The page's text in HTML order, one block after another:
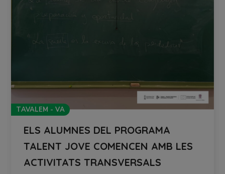
TAVALEM - VA
ELS ALUMNES DEL PROGRAMA
TALENT JOVE COMENCEN AMB LES
ACTIVITATS TRANSVERSALS